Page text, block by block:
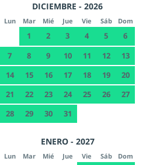
DICIEMBRE - 2026
Lun Mar Mié Jue Vie Sáb Dom
1 2 3 4 5
6
7
8 9 10 11 12
13
14
15 16 17 18 19
20
21
22 23 24 25 26
27
28
29 30 31
ENERO - 2027
Lun Mar Mié Jue Vie Sáb Dom